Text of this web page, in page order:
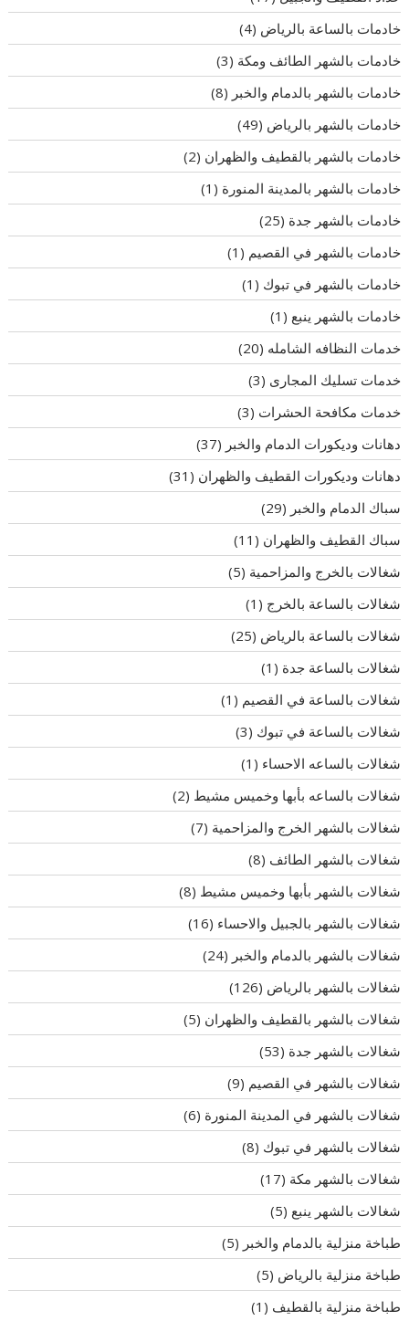
خادمات بالساعة بالرياض (4)
خادمات بالشهر الطائف ومكة (3)
خادمات بالشهر بالدمام والخبر (8)
خادمات بالشهر بالرياض (49)
خادمات بالشهر بالقطيف والظهران (2)
خادمات بالشهر بالمدينة المنورة (1)
خادمات بالشهر جدة (25)
خادمات بالشهر في القصيم (1)
خادمات بالشهر في تبوك (1)
خادمات بالشهر ينبع (1)
خدمات النظافه الشامله (20)
خدمات تسليك المجارى (3)
خدمات مكافحة الحشرات (3)
دهانات وديكورات الدمام والخبر (37)
دهانات وديكورات القطيف والظهران (31)
سباك الدمام والخبر (29)
سباك القطيف والظهران (11)
شغالات بالخرج والمزاحمية (5)
شغالات بالساعة بالخرج (1)
شغالات بالساعة بالرياض (25)
شغالات بالساعة جدة (1)
شغالات بالساعة في القصيم (1)
شغالات بالساعة في تبوك (3)
شغالات بالساعه الاحساء (1)
شغالات بالساعه بأبها وخميس مشيط (2)
شغالات بالشهر الخرج والمزاحمية (7)
شغالات بالشهر الطائف (8)
شغالات بالشهر بأبها وخميس مشيط (8)
شغالات بالشهر بالجبيل والاحساء (16)
شغالات بالشهر بالدمام والخبر (24)
شغالات بالشهر بالرياض (126)
شغالات بالشهر بالقطيف والظهران (5)
شغالات بالشهر جدة (53)
شغالات بالشهر في القصيم (9)
شغالات بالشهر في المدينة المنورة (6)
شغالات بالشهر في تبوك (8)
شغالات بالشهر مكة (17)
شغالات بالشهر ينبع (5)
طباخة منزلية بالدمام والخبر (5)
طباخة منزلية بالرياض (5)
طباخة منزلية بالقطيف (1)